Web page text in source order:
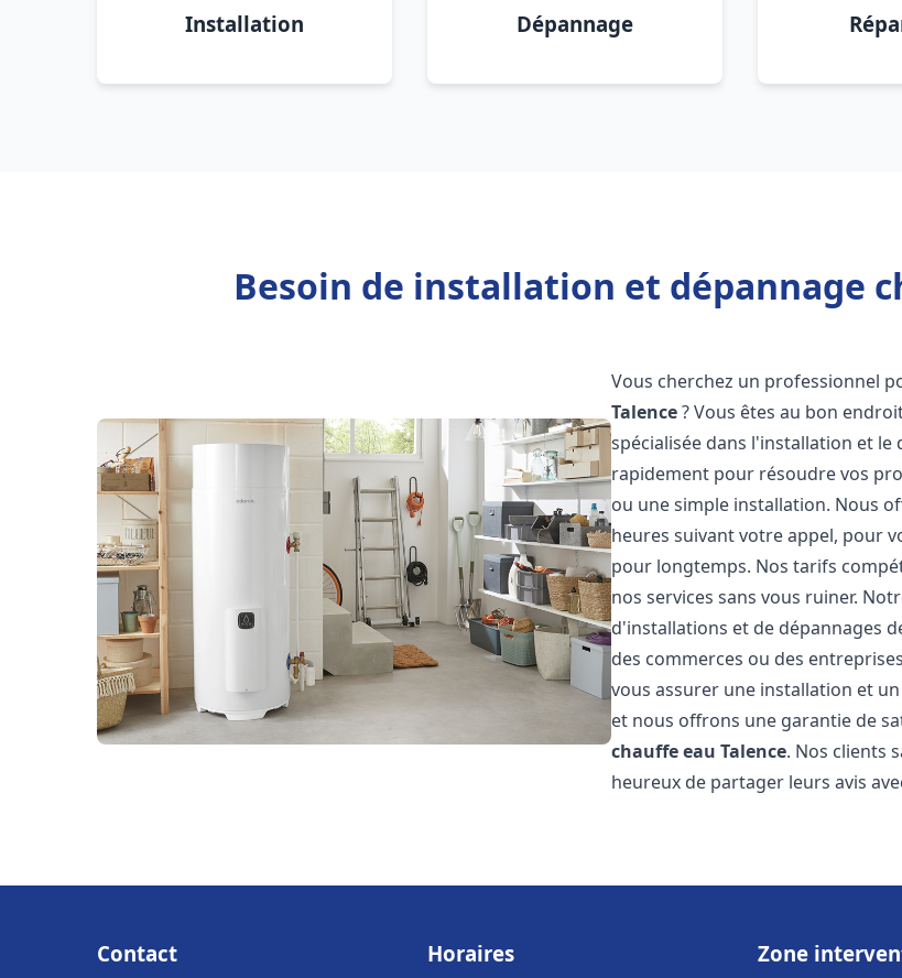
Installation Dépannage
Besoin de installation et dépannage
Vous cherchez un professionnel
Talence? Vous êtes au bon
spécialisée dans l'installation et
rapidement pour résoudre vos
ou une simple installation. Nous
heures suivant votre appel, pour
pour longtemps. Nos tarifs
nos services sans vous ruiner.
d'installations et de dépannages
des commerces ou des
vous assurer une installation et
et nous offrons une garantie de
chauffe eau Talence. Nos clients
heureux de partager leurs avis
Contact Horaires Zone